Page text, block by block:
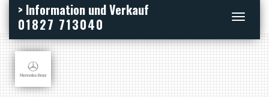
Toggle
> Information und Verkauf
01827 713040